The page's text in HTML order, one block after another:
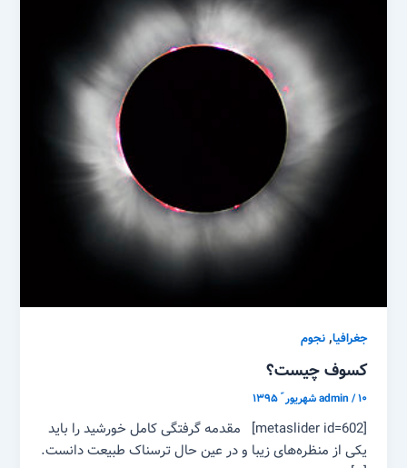
جغرافیا,نجوم
کسوف چیست؟
admin/۱۰ شهریور ّ ۱۳۹۵
[metaslider id=602] مقدمه گرفتگی کامل خورشید را باید
یکی از منظره‌های زیبا و در عین حال ترسناک طبیعت دانست.